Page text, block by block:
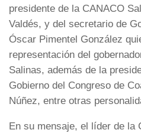
presidente de la CANACO
Valdés, y del secretario de
Óscar Pimentel González
representación del
Salinas, además de la
Gobierno del Congreso de
Núñez, entre otras
En su mensaje, el líder de la